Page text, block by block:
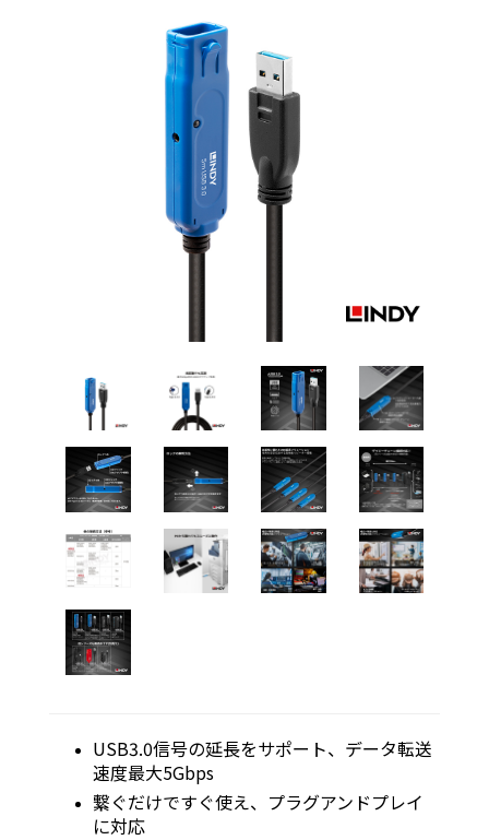
USB3.0信号の延長をサポート、データ転送
速度最大5Gbps
繋ぐだけですぐ使え、プラグアンドプレイ
に対応